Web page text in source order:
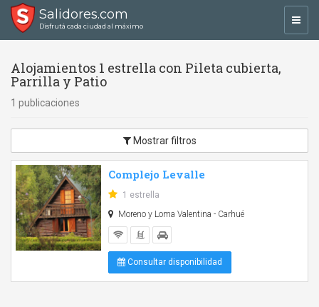
Salidores.com
Disfrutá cada ciudad al máximo
Alojamientos 1 estrella con Pileta cubierta,
Parrilla y Patio
1 publicaciones
Mostrar filtros
Complejo Levalle
1 estrella
Moreno y Loma Valentina - Carhué
Consultar disponibilidad